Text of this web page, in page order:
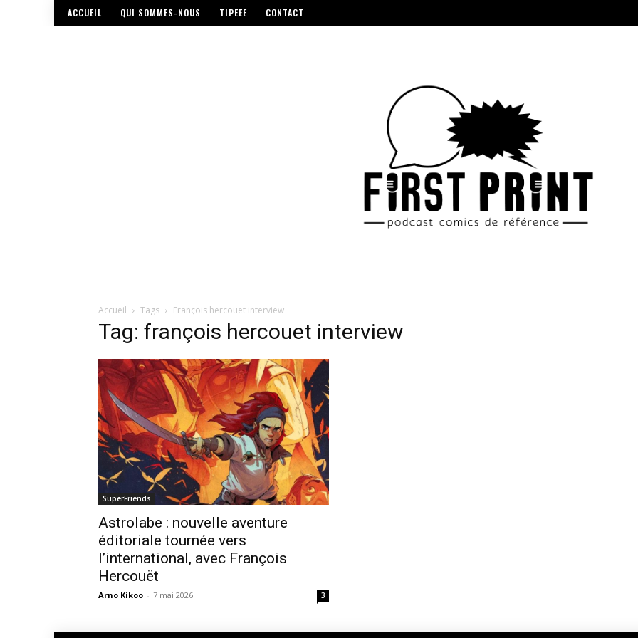
ACCUEIL QUI SOMMES-NOUS TIPEEE CONTACT
Accueil Tags François hercouet interview
Tag: françois hercouet interview
SuperFriends
Astrolabe : nouvelle aventure
éditoriale tournée vers
l’international, avec François
Hercouët
Arno Kikoo - 7 mai 2026 3